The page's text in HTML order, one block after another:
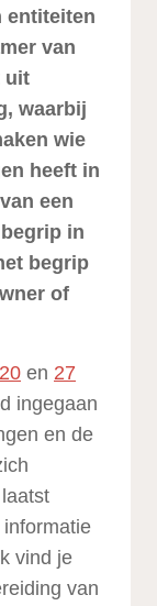
entiteiten
van
uit
waarbij
wie
heeft in
een
in
begrip
of
en 27
ingegaan
en de
vind je
van